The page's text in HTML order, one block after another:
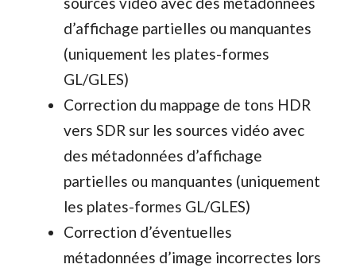
d’affichage partielles ou manquantes
(uniquement les plates-formes
GL/GLES)
Correction du mappage de tons HDR
vers SDR sur les sources vidéo avec
des métadonnées d’affichage
partielles ou manquantes (uniquement
les plates-formes GL/GLES)
Correction d’éventuelles
métadonnées d’image incorrectes lors